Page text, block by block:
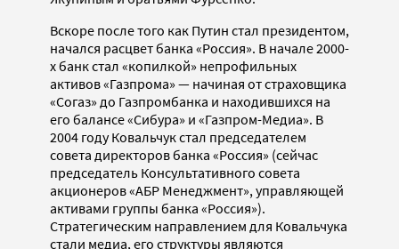
Вскоре после того как Путин стал президентом,
начался расцвет банка «Россия». В начале 2000-
х банк стал «копилкой» непрофильных
активов «Газпрома» — начиная от страховщика
«Согаз» до Газпромбанка и находившихся на
его балансе «Сибура» и «Газпром-Медиа». В
2004 году Ковальчук стал председателем
совета директоров банка «Россия» (сейчас
председатель Консультативного совета
акционеров «АБР Менеджмент», управляющей
активами группы банка «Россия»).
Стратегическим направлением для Ковальчука
стали медиа, его структуры являются